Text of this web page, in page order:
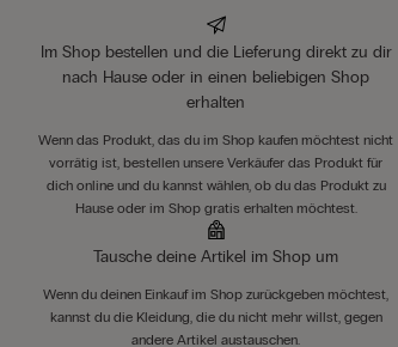
Im Shop bestellen und die Lieferung direkt zu dir
nach Hause oder in einen beliebigen Shop
erhalten
Wenn das Produkt, das du im Shop kaufen möchtest nicht
vorrätig ist, bestellen unsere Verkäufer das Produkt für
dich online und du kannst wählen, ob du das Produkt zu
Hause oder im Shop gratis erhalten möchtest.
Tausche deine Artikel im Shop um
Wenn du deinen Einkauf im Shop zurückgeben möchtest,
kannst du die Kleidung, die du nicht mehr willst, gegen
andere Artikel austauschen.